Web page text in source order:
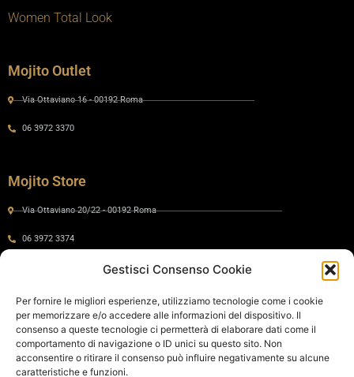
Gestisci Consenso Cookie
Per fornire le migliori esperienze, utilizziamo tecnologie come i cookie
per memorizzare e/o accedere alle informazioni del dispositivo. Il
consenso a queste tecnologie ci permetterà di elaborare dati come il
comportamento di navigazione o ID unici su questo sito. Non
acconsentire o ritirare il consenso può influire negativamente su alcune
caratteristiche e funzioni.
Women Total Look
Mojito Outlet
Via Ottaviano 16 - 00192 Roma
06 3972 3370
Mojito Store
Via Ottaviano 20/22 - 00192 Roma
06 3972 3374
Via Ottaviano 24 - 00192 Roma
06 575 8821